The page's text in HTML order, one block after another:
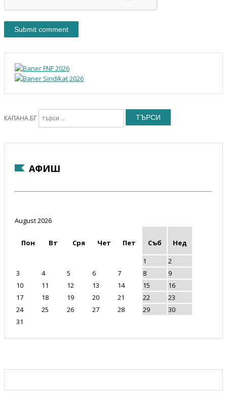
КАПАНА.БГ ТЪРСИ
АФИШ
August 2026
Пон Вт Сря Чет Пет Съб
Нед
1
2
3
4 5 6 7 8
9
10
11 12 13 14 15
16
17
18 19 20 21 22
23
24
25 26 27 28 29
30
31